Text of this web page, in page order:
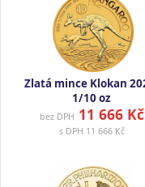
Zlatá mince Klokan
1/10 oz
bez DPH 11 666 Kč
s DPH 11 666 Kč